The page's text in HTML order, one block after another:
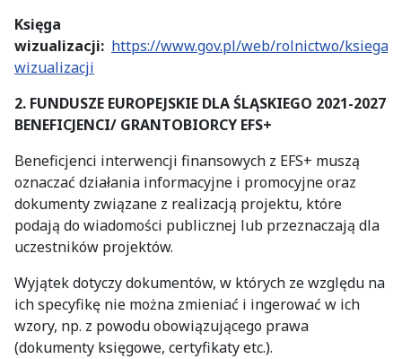
Księga
wizualizacji: https://www.gov.pl/web/rolnictwo/ksiega-
wizualizacji
2. FUNDUSZE EUROPEJSKIE DLA ŚLĄSKIEGO 2021-2027
BENEFICJENCI/ GRANTOBIORCY EFS+
Beneficjenci interwencji finansowych z EFS+ muszą
oznaczać działania informacyjne i promocyjne oraz
dokumenty związane z realizacją projektu, które
podają do wiadomości publicznej lub przeznaczają dla
uczestników projektów.
Wyjątek dotyczy dokumentów, w których ze względu na
ich specyfikę nie można zmieniać i ingerować w ich
wzory, np. z powodu obowiązującego prawa
(dokumenty księgowe, certyfikaty etc.).